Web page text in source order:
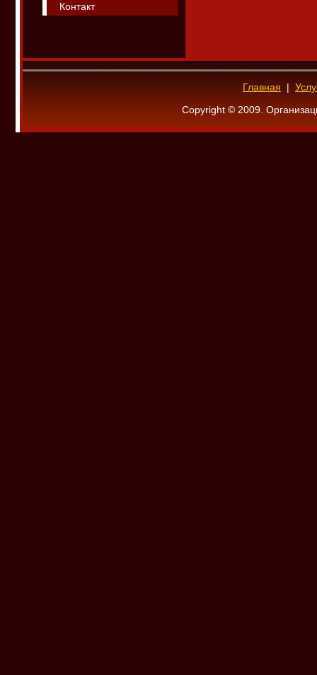
Контакт
Главная |
Copyright © 2009.